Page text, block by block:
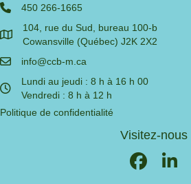
450 266-1665
104, rue du Sud, bureau 100-b
Cowansville (Québec) J2K 2X2
info@ccb-m.ca
Lundi au jeudi : 8 h à 16 h 00
Vendredi : 8 h à 12 h
Politique de confidentialité
Visitez-nous